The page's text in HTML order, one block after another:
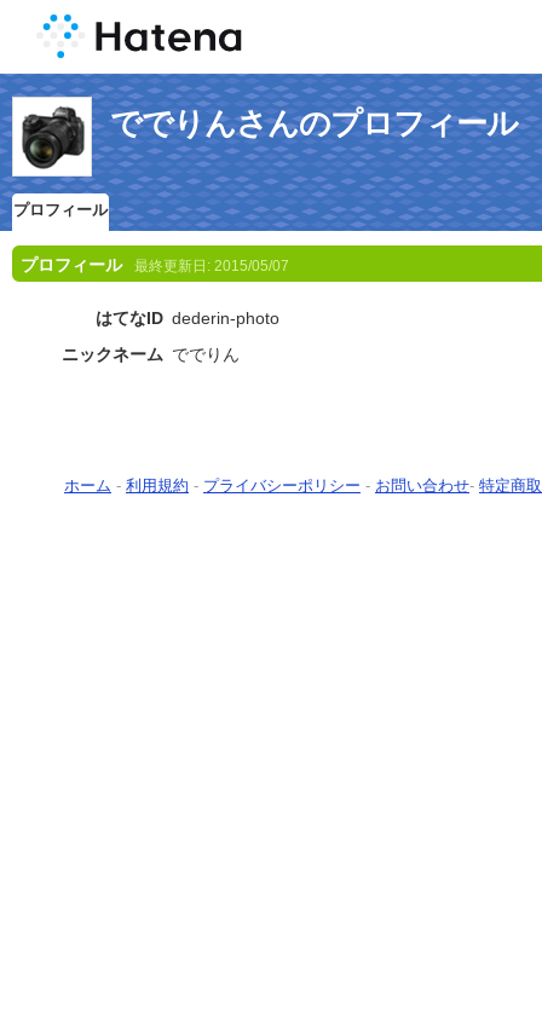
ででりんさんのプロフィール
プロフィール
プロフィール 最終更新日: 2015/05/07
はてなID dederin-photo
ニックネーム ででりん
ホーム - 利用規約 - プライバシーポリシー - お問い合わせ- 特定商